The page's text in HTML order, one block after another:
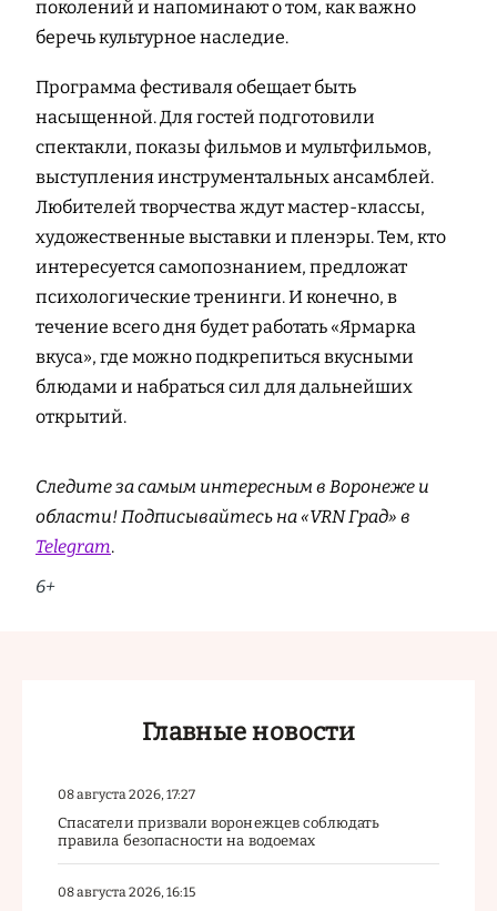
поколений и напоминают о том, как важно
беречь культурное наследие.
Программа фестиваля обещает быть
насыщенной. Для гостей подготовили
спектакли, показы фильмов и мультфильмов,
выступления инструментальных ансамблей.
Любителей творчества ждут мастер-классы,
художественные выставки и пленэры. Тем, кто
интересуется самопознанием, предложат
психологические тренинги. И конечно, в
течение всего дня будет работать «Ярмарка
вкуса», где можно подкрепиться вкусными
блюдами и набраться сил для дальнейших
открытий.
Следите за самым интересным в Воронеже и
области! Подписывайтесь на «VRN Град» в
Telegram.
6+
Главные новости
08 августа 2026, 17:27
Спасатели призвали воронежцев соблюдать
правила безопасности на водоемах
08 августа 2026, 16:15